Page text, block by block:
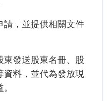
請，並提供相關文件
東發送股東名冊、股
料， 並代為發放現